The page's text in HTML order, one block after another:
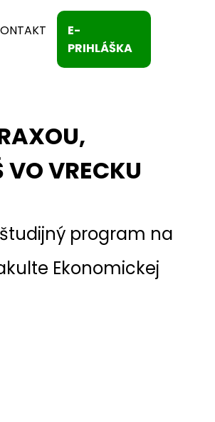
E-
PRIHLÁŠKA
VO VRECKU
program na
Ekonomickej